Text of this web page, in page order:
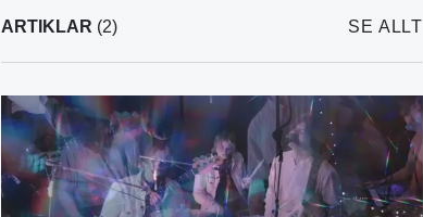
ARTIKLAR (2) SE ALLT